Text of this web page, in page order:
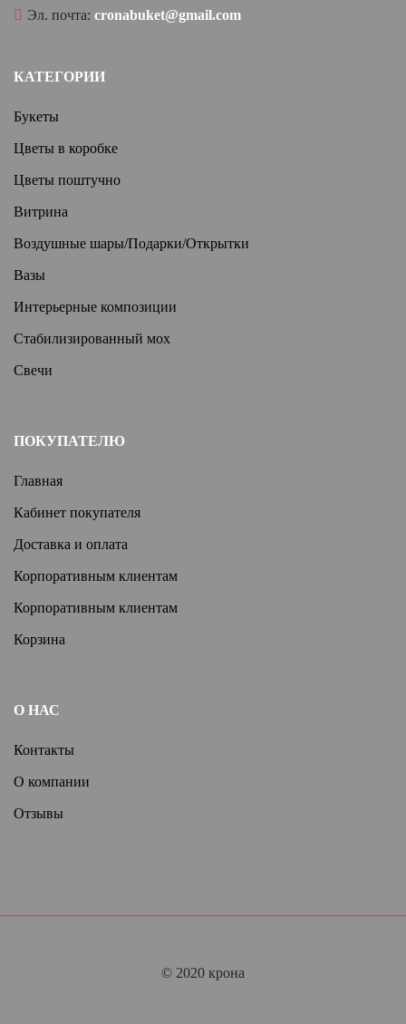
Эл. почта: cronabuket@gmail.com
КАТЕГОРИИ
Букеты
Цветы в коробке
Цветы поштучно
Витрина
Воздушные шары/Подарки/Открытки
Вазы
Интерьерные композиции
Стабилизированный мох
Свечи
ПОКУПАТЕЛЮ
Главная
Кабинет покупателя
Доставка и оплата
Корпоративным клиентам
Корпоративным клиентам
Корзина
О НАС
Контакты
О компании
Отзывы
© 2020 крона